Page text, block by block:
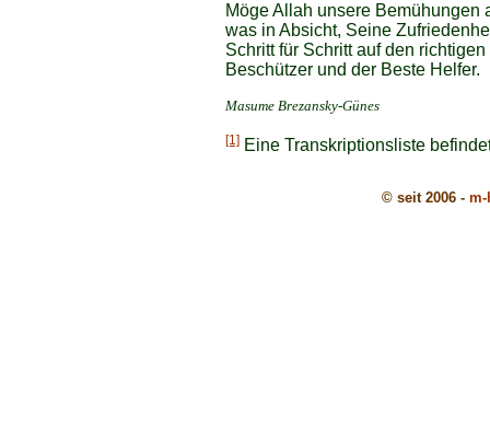
Möge Allah unsere Bemühungen
was in Absicht, Seine
Schritt für Schritt auf den
Beschützer und der Beste Helfer.
Masume Brezansky-Günes
[1] Eine Transkriptionsliste
© seit 2006 - m-